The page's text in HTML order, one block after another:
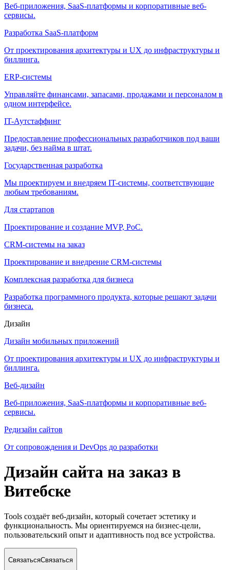
Веб-приложения, SaaS-платформы и корпоративные веб-
сервисы.
Разработка SaaS-платформ
От проектирования архитектуры и UX до инфраструктуры и
биллинга.
ERP-системы
Управляйте финансами, запасами, продажами и персоналом в
одном интерфейсе.
IT-Аутстаффинг
Предоставление профессиональных разработчиков под ваши
задачи, без найма в штат.
Государственная разработка
Мы проектируем и внедряем IT-системы, соответствующие
любым требованиям.
Для стартапов
Проектирование и создание MVP, PoC.
CRM-системы на заказ
Проектирование и внедрение CRM-системы
Комплексная разработка для бизнеса
Разработка программного продукта, которые решают задачи
бизнеса.
Дизайн
Дизайн мобильных приложений
От проектирования архитектуры и UX до инфраструктуры и
биллинга.
Веб-дизайн
Веб-приложения, SaaS-платформы и корпоративные веб-
сервисы.
Редизайн сайтов
От сопровождения и DevOps до разработки
Дизайн сайта на заказ в
Витебске
Tools создаёт веб-дизайн, который сочетает эстетику и
функциональность. Мы ориентируемся на бизнес-цели,
пользовательский опыт и адаптивность под все устройства.
СвязатьсяСвязаться